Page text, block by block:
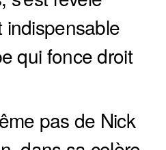
qui fonce droit
pas de Nick